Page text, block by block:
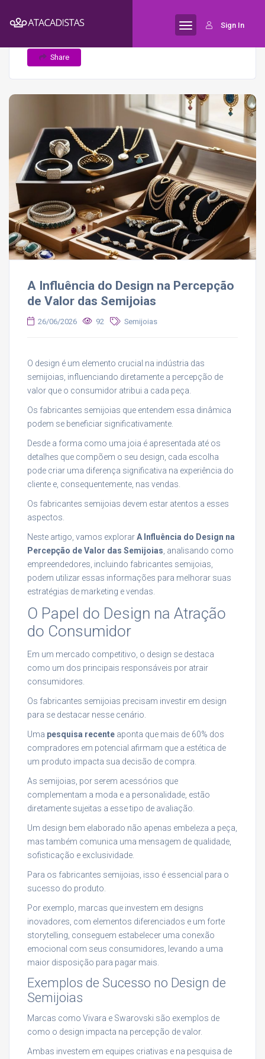
Sign In
Home Semijoias
A Influência do Design na
Share
A Influência do Design na Percepção
de Valor das Semijoias
26/06/2026 92 Semijoias
O design é um elemento crucial na indústria das
semijoias, influenciando diretamente a percepção de
valor que o consumidor atribui a cada peça.
Os fabricantes semijoias que entendem essa dinâmica
podem se beneficiar significativamente.
Desde a forma como uma joia é apresentada até os
detalhes que compõem o seu design, cada escolha
pode criar uma diferença significativa na experiência do
cliente e, consequentemente, nas vendas.
Os fabricantes semijoias devem estar atentos a esses
aspectos.
Neste artigo, vamos explorarA Influência do Design na
Percepção de Valor das Semijoias , analisando como
empreendedores, incluindo fabricantes semijoias,
podem utilizar essas informações para melhorar suas
estratégias de marketing e vendas.
O Papel do Design na Atração
do Consumidor
Em um mercado competitivo, o design se destaca
como um dos principais responsáveis por atrair
consumidores.
Os fabricantes semijoias precisam investir em design
para se destacar nesse cenário.
Uma pesquisa recente aponta que mais de 60% dos
compradores em potencial afirmam que a estética de
um produto impacta sua decisão de compra.
As semijoias, por serem acessórios que
complementam a moda e a personalidade, estão
diretamente sujeitas a esse tipo de avaliação.
Um design bem elaborado não apenas embeleza a peça,
mas também comunica uma mensagem de qualidade,
sofisticação e exclusividade.
Para os fabricantes semijoias, isso é essencial para o
sucesso do produto.
Por exemplo, marcas que investem em designs
inovadores, com elementos diferenciados e um forte
storytelling, conseguem estabelecer uma conexão
emocional com seus consumidores, levando a uma
maior disposição para pagar mais.
Exemplos de Sucesso no Design de
Semijoias
Marcas como Vivara e Swarovski são exemplos de
como o design impacta na percepção de valor.
Ambas investem em equipes criativas e na pesquisa de